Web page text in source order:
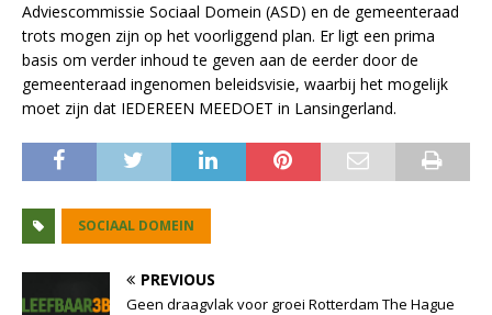
Adviescommissie Sociaal Domein (ASD) en de gemeenteraad
trots mogen zijn op het voorliggend plan. Er ligt een prima
basis om verder inhoud te geven aan de eerder door de
gemeenteraad ingenomen beleidsvisie, waarbij het mogelijk
moet zijn dat IEDEREEN MEEDOET in Lansingerland.
SOCIAAL DOMEIN
PREVIOUS
Geen draagvlak voor groei Rotterdam The Hague